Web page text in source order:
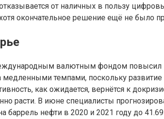
от наличных в пользу
окончательное решение ещё не было
валютным фондом повысил
медленными темпами, поскольку
как ожидается, вернётся к
расти. В июне специалисты
баррель нефти в 2020 и 2021 году до